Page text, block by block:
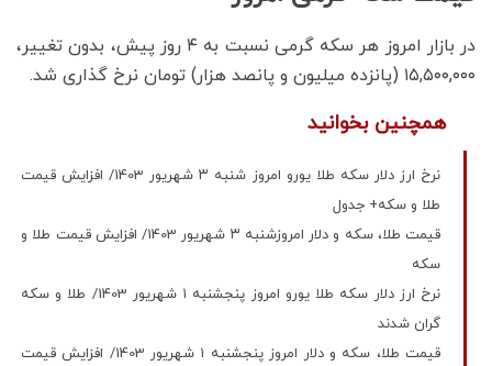
در بازار امروز هر سکه گرمی نسبت به ۴ روز پیش، بدون تغییر،
۱۵,۵۰۰,۰۰۰ (پانزده میلیون و پانصد هزار) تومان نرخ گذاری شد.
همچنین بخوانید
نرخ ارز دلار سکه طلا یورو امروز شنبه ۳ شهریور 1403/ افزایش قیمت
طلا و سکه+ جدول
قیمت طلا، سکه و دلار امروزشنبه ۳ شهریور 1403/ افزایش قیمت طلا و
سکه
نرخ ارز دلار سکه طلا یورو امروز پنجشنبه ۱ شهریور 1403/ طلا و سکه
گران شدند
قیمت طلا، سکه و دلار امروز پنجشنبه ۱ شهریور 1403/ افزایش قیمت